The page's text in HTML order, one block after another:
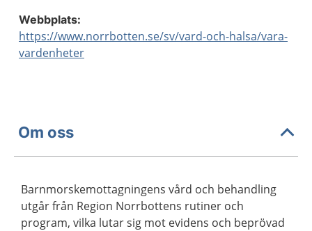
Webbplats:
https://www.norrbotten.se/sv/vard-och-halsa/vara-
vardenheter
Om oss
Barnmorskemottagningens vård och behandling
utgår från Region Norrbottens rutiner och
program, vilka lutar sig mot evidens och beprövad